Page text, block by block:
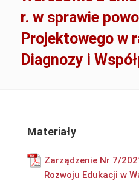
r. w sprawie
Projektowego w
Diagnozy i
Materiały
Zarządzenie Nr 7/
Rozwoju Edukacji w